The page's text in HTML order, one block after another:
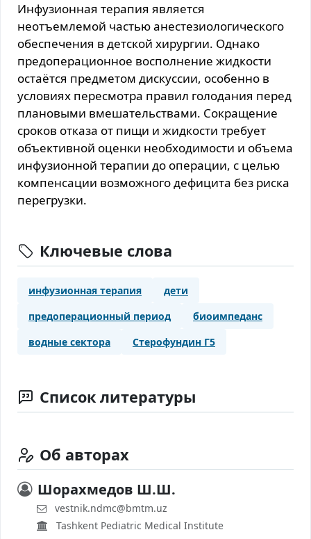
Инфузионная терапия является
неотъемлемой частью анестезиологического
обеспечения в детской хирургии. Однако
предоперационное восполнение жидкости
остаётся предметом дискуссии, особенно в
условиях пересмотра правил голодания перед
плановыми вмешательствами. Сокращение
сроков отказа от пищи и жидкости требует
объективной оценки необходимости и объема
инфузионной терапии до операции, с целью
компенсации возможного дефицита без риска
перегрузки.
Ключевые слова
инфузионная терапия
дети
предоперационный период
биоимпеданс
водные сектора
Стерофундин Г5
Список литературы
Об авторах
Шорахмедов Ш.Ш.
vestnik.ndmc@bmtm.uz
Tashkent Pediatric Medical Institute